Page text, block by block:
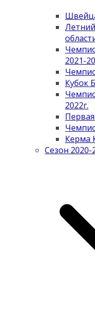
2021-
Кубок
2022г.
Первая
Керма
Сезон 2020-